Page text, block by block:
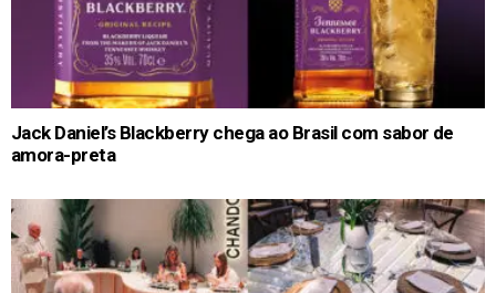
Jack Daniel’s Blackberry chega ao Brasil com sabor de
amora-preta